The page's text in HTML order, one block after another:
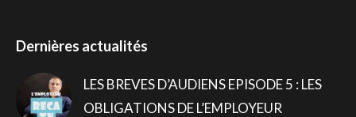
Dernières actualités
LES BREVES D’AUDIENS EPISODE 5 : LES
OBLIGATIONS DE L’EMPLOYEUR